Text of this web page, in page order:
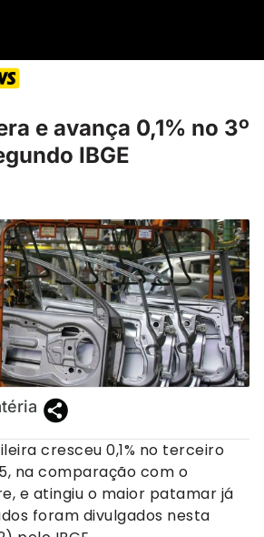
e avança 0,1% no 3º
IBGE
cresceu 0,1% no terceiro
na comparação com o
e atingiu o maior patamar já
foram divulgados nesta